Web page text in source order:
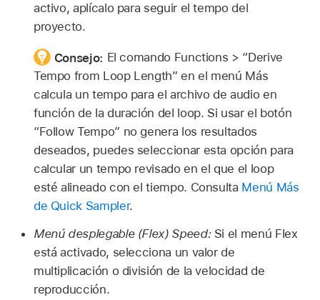
activo, aplícalo para seguir el tempo del
proyecto.
Consejo: El comando Functions > “Derive
Tempo from Loop Length” en el menú Más
calcula un tempo para el archivo de audio en
función de la duración del loop. Si usar el botón
“Follow Tempo” no genera los resultados
deseados, puedes seleccionar esta opción para
calcular un tempo revisado en el que el loop
esté alineado con el tiempo. Consulta Menú Más
de Quick Sampler.
Menú desplegable (Flex) Speed:Si el menú Flex
está activado, selecciona un valor de
multiplicación o división de la velocidad de
reproducción.